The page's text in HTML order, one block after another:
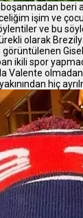
beri
işim ve
ve bu
olarak
ikili spor
Valente
hiç